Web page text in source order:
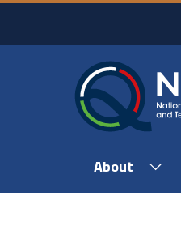
Skip to main content
Skip to footer content
About